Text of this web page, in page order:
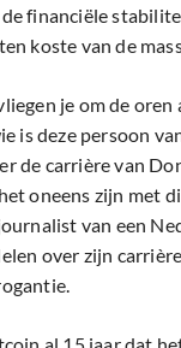
financiële
koste van de
je om de oren
is deze persoon
de carrière van
oneens zijn met
van een
over zijn